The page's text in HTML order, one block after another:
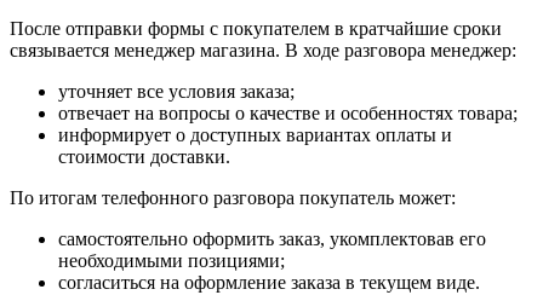
После отправки формы с покупателем в кратчайшие сроки
связывается менеджер магазина. В ходе разговора менеджер:
уточняет все условия заказа;
отвечает на вопросы о качестве и особенностях товара;
информирует о доступных вариантах оплаты и
стоимости доставки.
По итогам телефонного разговора покупатель может:
самостоятельно оформить заказ, укомплектовав его
необходимыми позициями;
согласиться на оформление заказа в текущем виде.